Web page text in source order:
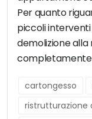
Per quanto
piccoli
demolizione
completamente
cartongesso
ristrutturazione